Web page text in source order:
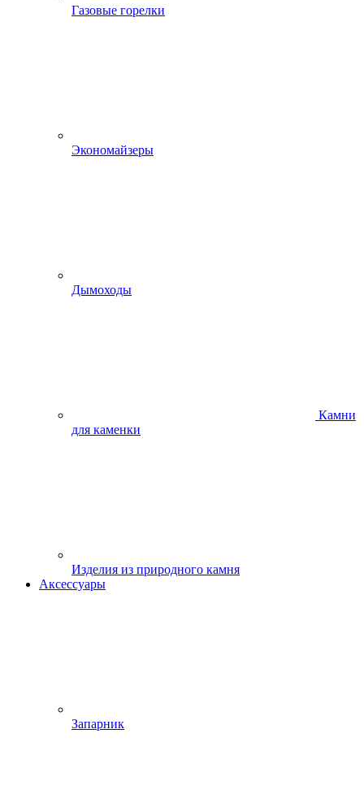
Газовые горелки
Экономайзеры
Дымоходы
Камни
для каменки
Изделия из природного камня
Аксессуары
Запарник